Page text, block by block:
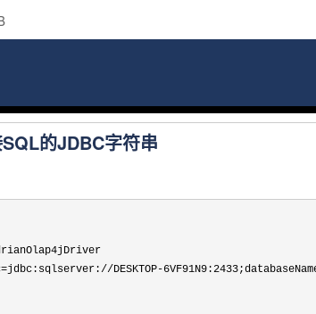
的JDBC字符串
DESKTOP-